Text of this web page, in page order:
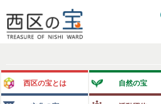
西区の宝とは 自然の宝